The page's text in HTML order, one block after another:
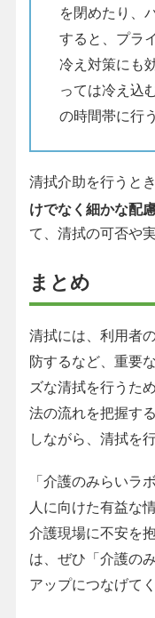
を閉めたり、
すると、プラ
冷え対策にも
っては冷え込
の時間帯に行
清拭介助を行うとき
けでなく細かな配
て、清拭の可否や
まとめ
清拭には、利用者
防するなど、重要
ズな清拭を行うた
法の流れを把握す
しながら、清拭を
「介護のみらいラ
人に向けた有益な
介護現場に不安を
は、ぜひ「介護の
アップにつなげて